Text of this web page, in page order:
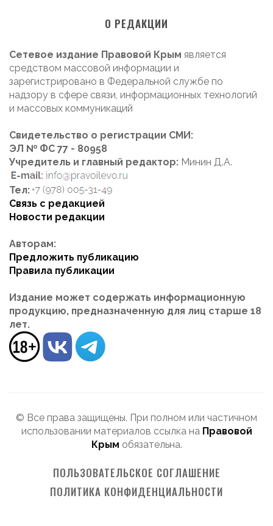
О РЕДАКЦИИ
Сетевое издание Правовой Крым является
средством массовой информации и
зарегистрировано в Федеральной службе по
надзору в сфере связи, информационных технологий
и массовых коммуникаций
Свидетельство о регистрации СМИ:
ЭЛ № ФС 77 - 80958
Учредитель и главный редактор: Минин Д.А.
Тел:
Связь с редакцией
Новости редакции
Авторам:
Предложить публикацию
Правила публикации
Издание может содержать информационную
продукцию, предназначенную для лиц старше 18
лет.
© Все права защищены. При полном или частичном
использовании материалов ссылка на Правовой
Крым обязательна.
ПОЛЬЗОВАТЕЛЬСКОЕ СОГЛАШЕНИЕ
ПОЛИТИКА КОНФИДЕНЦИАЛЬНОСТИ